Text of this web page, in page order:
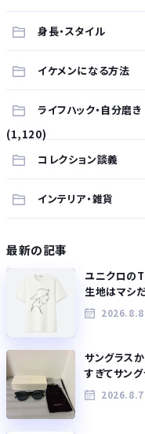
身長・スタイル
イケメンになる方法
ライフハック・自分磨き
(1,120)
コレクション談義
インテリア・雑貨
最新の記事
ユニクロの
生地はマシ
2026.8.8
サングラス
すぎてサン
2026.8.7